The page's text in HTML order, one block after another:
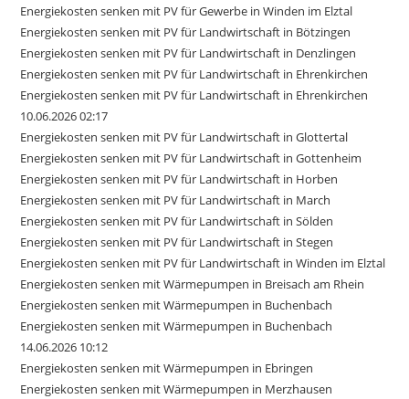
Energiekosten senken mit PV für Gewerbe in Winden im Elztal
Energiekosten senken mit PV für Landwirtschaft in Bötzingen
Energiekosten senken mit PV für Landwirtschaft in Denzlingen
Energiekosten senken mit PV für Landwirtschaft in Ehrenkirchen
Energiekosten senken mit PV für Landwirtschaft in Ehrenkirchen
10.06.2026 02:17
Energiekosten senken mit PV für Landwirtschaft in Glottertal
Energiekosten senken mit PV für Landwirtschaft in Gottenheim
Energiekosten senken mit PV für Landwirtschaft in Horben
Energiekosten senken mit PV für Landwirtschaft in March
Energiekosten senken mit PV für Landwirtschaft in Sölden
Energiekosten senken mit PV für Landwirtschaft in Stegen
Energiekosten senken mit PV für Landwirtschaft in Winden im Elztal
Energiekosten senken mit Wärmepumpen in Breisach am Rhein
Energiekosten senken mit Wärmepumpen in Buchenbach
Energiekosten senken mit Wärmepumpen in Buchenbach
14.06.2026 10:12
Energiekosten senken mit Wärmepumpen in Ebringen
Energiekosten senken mit Wärmepumpen in Merzhausen